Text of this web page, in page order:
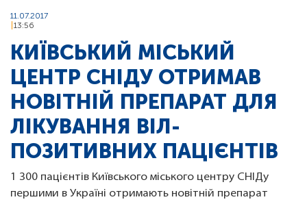
11.07.2017
13:56
КИЇВСЬКИЙ МІСЬКИЙ
ЦЕНТР СНІДУ ОТРИМАВ
НОВІТНІЙ ПРЕПАРАТ ДЛЯ
ЛІКУВАННЯ ВІЛ-
ПОЗИТИВНИХ ПАЦІЄНТІВ
1 300 пацієнтів Київського міського центру СНІДу
першими в Україні отримають новітній препарат